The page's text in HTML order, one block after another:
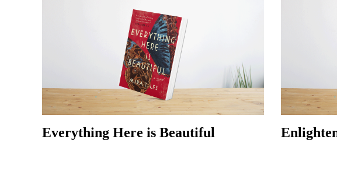
Everything Here is Beautiful